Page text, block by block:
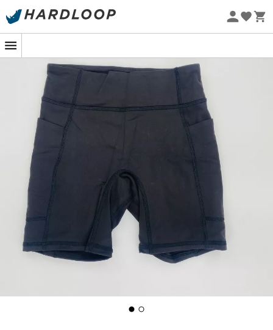
Promos d'été 🔥 -5 % EXTRA dès 2 produits* code Summer5
Eco-conçu
Seconde main